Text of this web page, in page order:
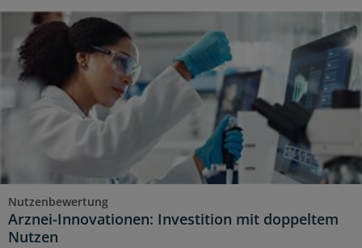
Nutzenbewertung
Arznei-Innovationen: Investition mit doppeltem
Nutzen